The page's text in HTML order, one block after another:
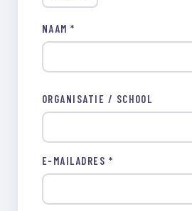
NAAM *
ORGANISATIE / SCHOOL
E-MAILADRES *